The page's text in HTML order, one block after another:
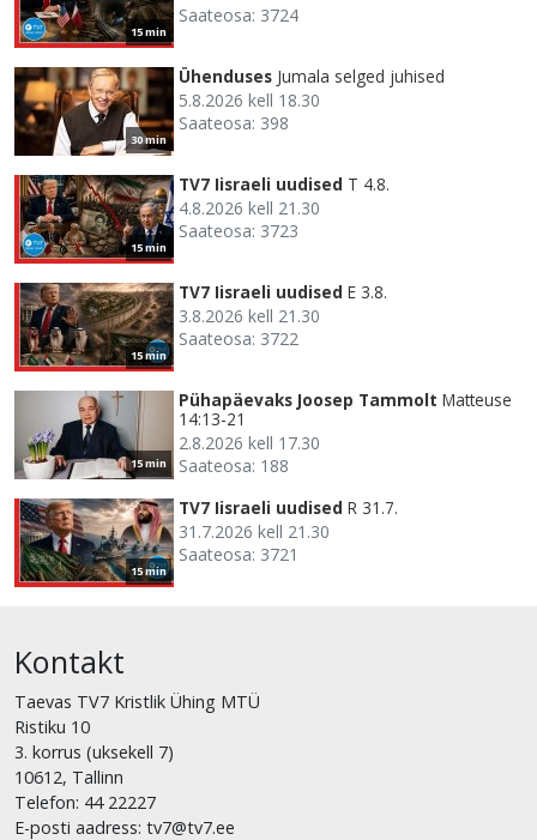
15 min
Saateosa: 3724
30 min
Ühenduses Jumala selged juhised
5.8.2026 kell 18.30
Saateosa: 398
15 min
TV7 Iisraeli uudised T 4.8.
4.8.2026 kell 21.30
Saateosa: 3723
15 min
TV7 Iisraeli uudised E 3.8.
3.8.2026 kell 21.30
Saateosa: 3722
15 min
Pühapäevaks Joosep Tammolt Matteuse
14:13-21
2.8.2026 kell 17.30
Saateosa: 188
15 min
TV7 Iisraeli uudised R 31.7.
31.7.2026 kell 21.30
Saateosa: 3721
Kontakt
Taevas TV7 Kristlik Ühing MTÜ
Ristiku 10
3. korrus (uksekell 7)
10612, Tallinn
Telefon: 44 22227
E-posti aadress: tv7@tv7.ee